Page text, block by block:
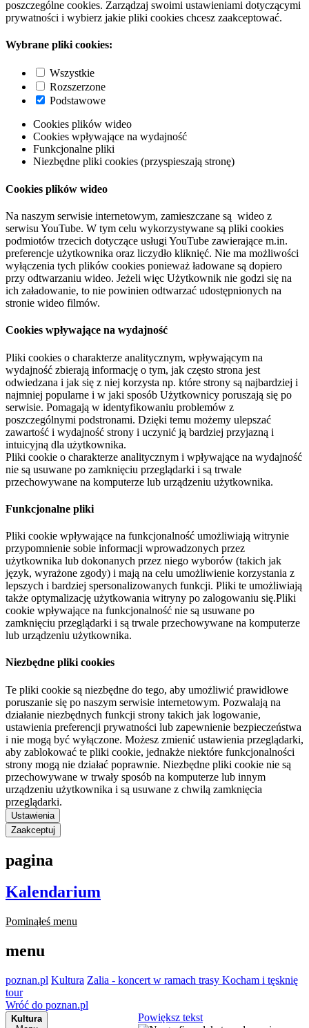
poszczególne cookies. Zarządzaj swoimi ustawieniami dotyczącymi
prywatności i wybierz jakie pliki cookies chcesz zaakceptować.
Wybrane pliki cookies:
Wszystkie
Rozszerzone
Podstawowe
Cookies plików wideo
Cookies wpływające na wydajność
Funkcjonalne pliki
Niezbędne pliki cookies (przyspieszają stronę)
Cookies plików wideo
Na naszym serwisie internetowym, zamieszczane są wideo z
serwisu YouTube. W tym celu wykorzystywane są pliki cookies
podmiotów trzecich dotyczące usługi YouTube zawierające m.in.
preferencje użytkownika oraz liczydło kliknięć. Nie ma możliwości
wyłączenia tych plików cookies ponieważ ładowane są dopiero
przy odtwarzaniu wideo. Jeżeli więc Użytkownik nie godzi się na
ich załadowanie, to nie powinien odtwarzać udostępnionych na
stronie wideo filmów.
Cookies wpływające na wydajność
Pliki cookies o charakterze analitycznym, wpływającym na
wydajność zbierają informację o tym, jak często strona jest
odwiedzana i jak się z niej korzysta np. które strony są najbardziej i
najmniej popularne i w jaki sposób Użytkownicy poruszają się po
serwisie. Pomagają w identyfikowaniu problemów z
poszczególnymi podstronami. Dzięki temu możemy ulepszać
zawartość i wydajność strony i uczynić ją bardziej przyjazną i
intuicyjną dla użytkownika.
Pliki cookie o charakterze analitycznym i wpływające na wydajność
nie są usuwane po zamknięciu przeglądarki i są trwale
przechowywane na komputerze lub urządzeniu użytkownika.
Funkcjonalne pliki
Pliki cookie wpływające na funkcjonalność umożliwiają witrynie
przypomnienie sobie informacji wprowadzonych przez
użytkownika lub dokonanych przez niego wyborów (takich jak
język, wyrażone zgody) i mają na celu umożliwienie korzystania z
lepszych i bardziej spersonalizowanych funkcji. Pliki te umożliwiają
także optymalizację użytkowania witryny po zalogowaniu się.Pliki
cookie wpływające na funkcjonalność nie są usuwane po
zamknięciu przeglądarki i są trwale przechowywane na komputerze
lub urządzeniu użytkownika.
Niezbędne pliki cookies
Te pliki cookie są niezbędne do tego, aby umożliwić prawidłowe
poruszanie się po naszym serwisie internetowym. Pozwalają na
działanie niezbędnych funkcji strony takich jak logowanie,
ustawienia preferencji prywatności lub zapewnienie bezpieczeństwa
i nie mogą być wyłączone. Możesz zmienić ustawienia przeglądarki,
aby zablokować te pliki cookie, jednakże niektóre funkcjonalności
strony mogą nie działać poprawnie. Niezbędne pliki cookie nie są
przechowywane w trwały sposób na komputerze lub innym
urządzeniu użytkownika i są usuwane z chwilą zamknięcia
przeglądarki.
Ustawienia
Zaakceptuj
pagina
Kalendarium
Pominąłeś menu
menu
poznan.pl Kultura Zalia - koncert w ramach trasy Kocham i tęsknię
tour
Wróć do poznan.pl
Kultura
Powiększ tekst